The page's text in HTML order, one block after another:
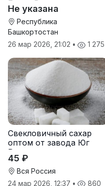
Берта Вилора
Прохладненский Дарина
Росс Машук Катерина
Не указана
Республика
Башкортостан
26 мар 2026, 21:02 • 1 275
Свекловичный сахар
оптом от завода Юг
Руси
45 ₽
Вся Россия
24 мар 2026, 12:37 • 860